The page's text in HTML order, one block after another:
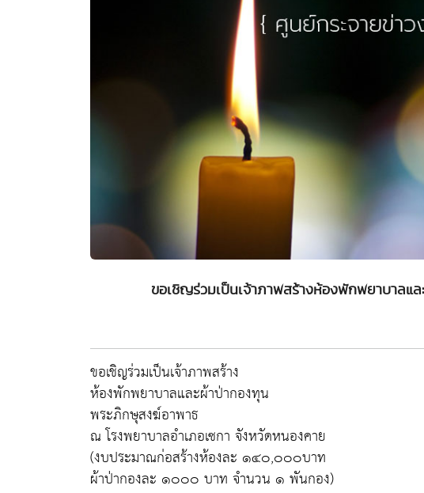
ขอเชิญร่วมเป็นเจ้าภาพสร้างห้องพักพยาบาลแ
ขอเชิญร่วมเป็นเจ้าภาพสร้าง
ห้องพักพยาบาลและผ้าป่ากองทุน
พระภิกษุสงฆ์อาพาธ
ณ โรงพยาบาลอำเภอเซกา จังหวัดหนองคาย
(งบประมาณก่อสร้างห้องละ ๑๔๐,๐๐๐บาท
ผ้าป่ากองละ ๑๐๐๐ บาท จำนวน ๑ พันกอง)